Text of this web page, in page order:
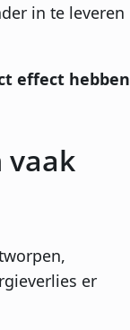
in te leveren
effect hebben
vaak
er